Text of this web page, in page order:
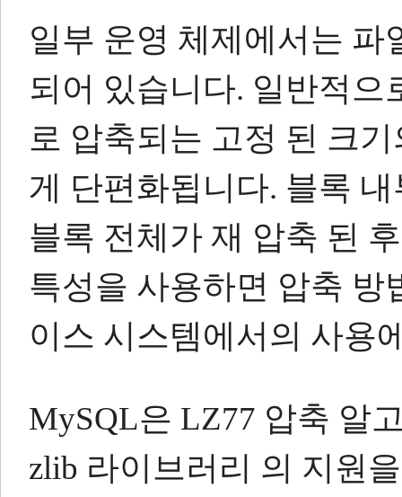
일부 운영 체제에서는 파
되어 있습니다. 일반적으
로 압축되는 고정 된 크
게 단편화됩니다. 블록
블록 전체가 재 압축 된
특성을 사용하면 압축 방
이스 시스템에서의 사용
MySQL은 LZ77 압축 알
zlib 라이브러리 의 지원